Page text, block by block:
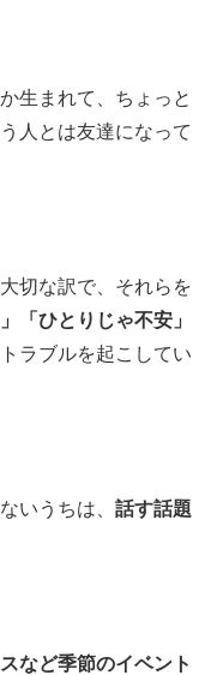
生まれて、ちょっと
人とは友達になって
切な訳で、それらを
「ひとりじゃ不安」
ラブルを起こしてい
いうちは、 話す話題
など季節のイベント